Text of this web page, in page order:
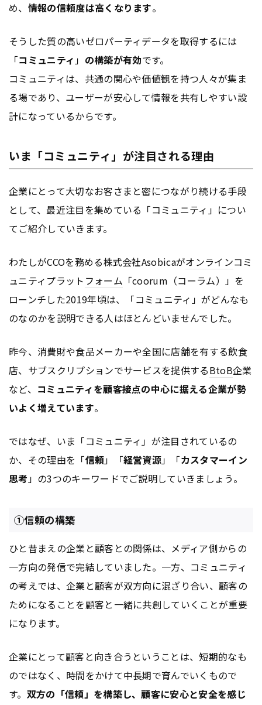
め、 情報の信頼度は高くなります。
そうした質の高いゼロパーティデータを取得するには
「コミュニティ」 の構築が有効です。
コミュニティは、共通の関心や価値観を持つ人々が集ま
る場であり、ユーザーが安心して情報を共有しやすい設
計になっているからです。
いま「コミュニティ」が注目される理由
企業にとって大切なお客さまと密につながり続ける手段
として、最近注目を集めている「コミュニティ」につい
てご紹介していきます。
わたしがCCOを務める株式会社Asobicaがオンラインコミ
ュニティプラット フォーム 「coorum（コーラム）」を
ローンチした2019年頃は、「コミュニティ」がどんなも
のなのかを説明できる人はほとんどいませんでした。
昨今、消費財や食品メーカーや全国に店舗を有する飲食
店、サブスクリプションでサービスを提供するBtoB企業
など、 コミュニティを顧客接点の中心に据える企業が勢
いよく増えています。
ではなぜ、いま「コミュニティ」が注目されているの
か、その理由を「信頼」「経営資源」「カスタマーイン
思考」の3つのキーワードでご説明していきましょう。
①信頼の構築
ひと昔まえの企業と顧客との関係は、メディア側からの
一方向の発信で完結していました。一方、コミュニティ
の考えでは、企業と顧客が双方向に混ざり合い、顧客の
ためになることを顧客と一緒に共創していくことが重要
になります。
企業にとって顧客と向き合うということは、短期的なも
のではなく、時間をかけて中長期で育んでいくもので
す。 双方の「信頼」を構築し、顧客に安心と安全を感じ